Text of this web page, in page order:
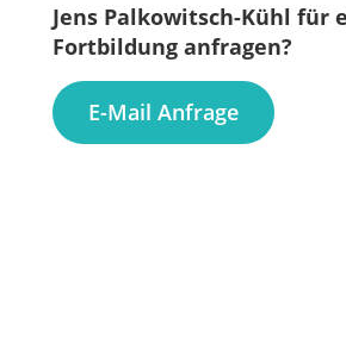
Jens Palkowitsch-Kühl für
Fortbildung anfragen?
E-Mail Anfrage